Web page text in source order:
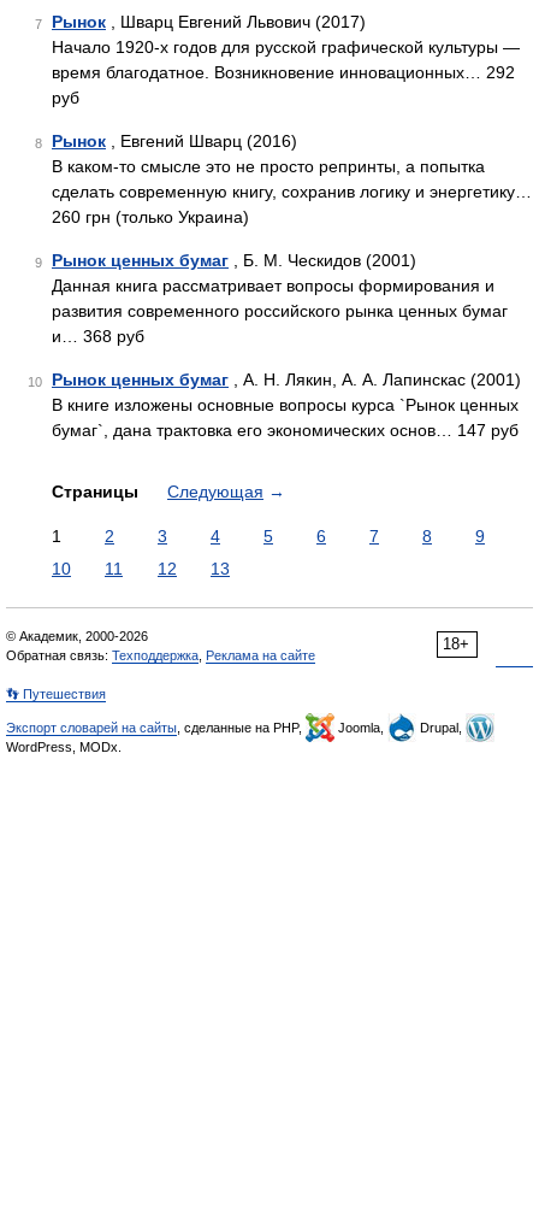
7 Рынок , Шварц Евгений Львович (2017)
Начало 1920-х годов для русской графической культуры —
время благодатное. Возникновение инновационных… 292
руб
8 Рынок , Евгений Шварц (2016)
В каком-то смысле это не просто репринты, а попытка
сделать современную книгу, сохранив логику и энергетику…
260 грн (только Украина)
9 Рынок ценных бумаг , Б. М. Ческидов (2001)
Данная книга рассматривает вопросы формирования и
развития современного российского рынка ценных бумаг
и… 368 руб
10 Рынок ценных бумаг , А. Н. Лякин, А. А. Лапинскас (2001)
В книге изложены основные вопросы курса `Рынок ценных
бумаг`, дана трактовка его экономических основ… 147 руб
Страницы Следующая →
1 2 3 4 5 6 7 8
9
10
11 12 13
18+
© Академик, 2000-2026
Обратная связь: Техподдержка Реклама на сайте
👣 Путешествия
Экспорт словарей на сайты , сделанные на PHP, Joomla,
Drupal,
WordPress, MODx.